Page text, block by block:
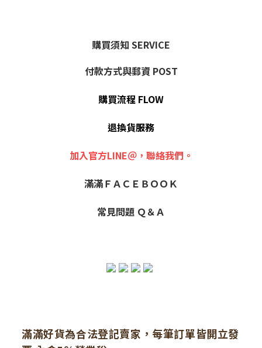
購買須知 SERVICE
付款方式與郵資 POST
購買流程 FLOW
退換貨服務
加入官方LINE＠，聯絡我們。
滿滿ＦＡＣＥＢＯＯＫ
常見問題 Ｑ＆Ａ
滿滿好貨為合法登記賣家，每筆訂單皆開立發